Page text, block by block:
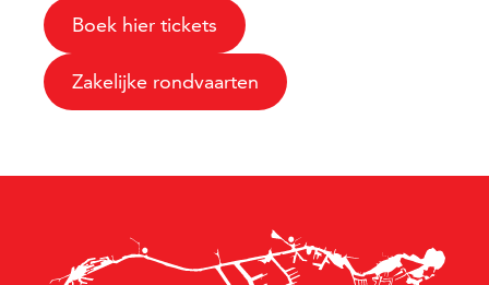
Boek hier tickets
Zakelijke rondvaarten